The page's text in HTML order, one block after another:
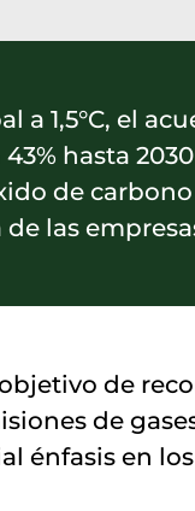
1,5°C, el
hasta
de
las
de
de
énfasis en